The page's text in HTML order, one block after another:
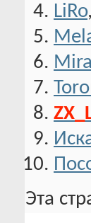
LiRo,
Эта